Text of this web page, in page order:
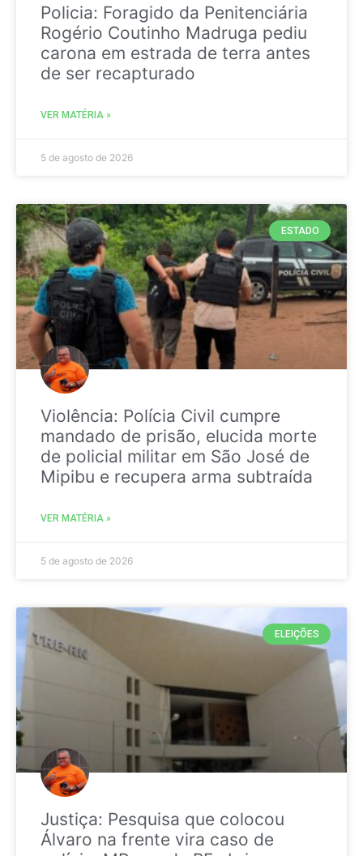
Policia: Foragido da Penitenciária
Rogério Coutinho Madruga pediu
carona em estrada de terra antes
de ser recapturado
VER MATÉRIA »
5 de agosto de 2026
ESTADO
Violência: Polícia Civil cumpre
mandado de prisão, elucida morte
de policial militar em São José de
Mipibu e recupera arma subtraída
VER MATÉRIA »
5 de agosto de 2026
ELEIÇÕES
Justiça: Pesquisa que colocou
Álvaro na frente vira caso de